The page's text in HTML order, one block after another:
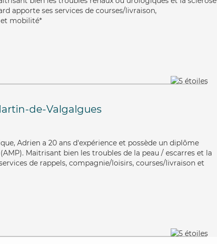
apporte ses services de courses/livraison,
mobilité*
de-Valgalgues
Adrien a 20 ans d'expérience et possède un diplôme
Maitrisant bien les troubles de la peau / escarres et la
de rappels, compagnie/loisirs, courses/livraison et